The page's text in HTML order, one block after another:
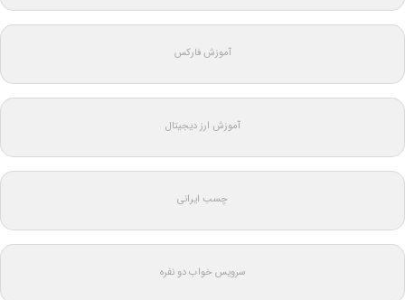
آموزش فارکس
آموزش ارز دیجیتال
چسب ایرانی
سرویس خواب دو نفره